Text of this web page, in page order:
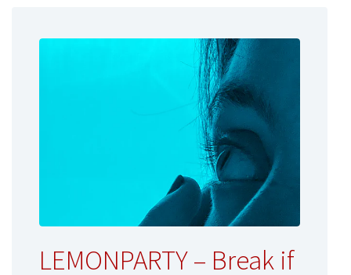
LEMONPARTY – Break if